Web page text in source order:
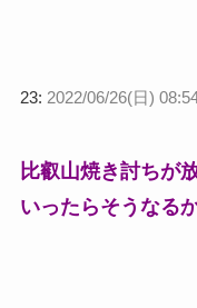
23: 2022/06/26(日)
比叡山焼き討ちが
いったらそうなる